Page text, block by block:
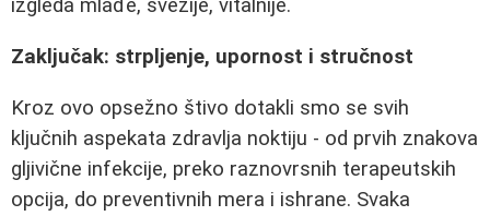
izgleda mlađe, svežije, vitalnije.
Zaključak: strpljenje, upornost i stručnost
Kroz ovo opsežno štivo dotakli smo se svih
ključnih aspekata zdravlja noktiju - od prvih znakova
gljivične infekcije, preko raznovrsnih terapeutskih
opcija, do preventivnih mera i ishrane. Svaka